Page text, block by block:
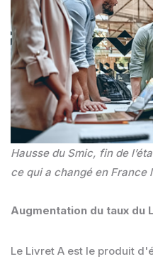
Hausse du Smic, fin de
ce qui a changé en France
Augmentation du taux du
Le Livret A est le produit